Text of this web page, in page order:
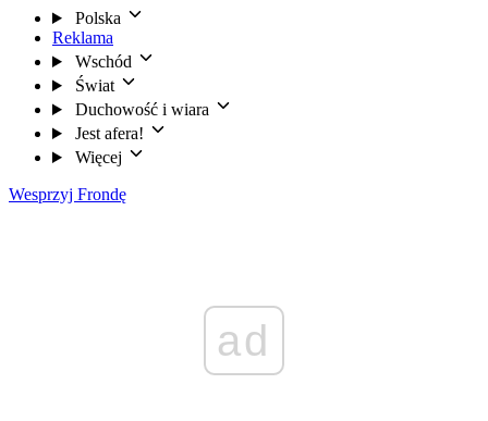
Polska
Reklama
Wschód
Świat
Duchowość i wiara
Jest afera!
Więcej
Wesprzyj Frondę
ad